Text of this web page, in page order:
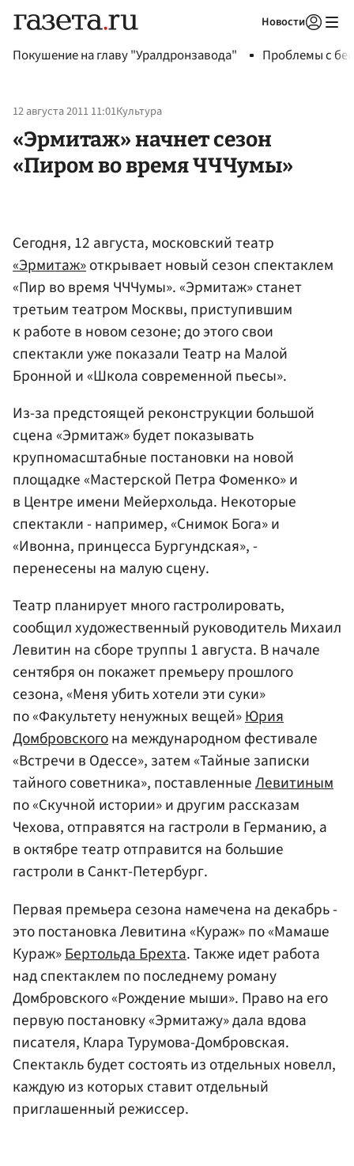
Новости
Покушение на главу "Уралдронзавода" Проблемы с
12 августа 2011 11:01Культура
«Эрмитаж» начнет сезон
«Пиром во время ЧЧЧумы»
Сегодня, 12 августа, московский театр
«Эрмитаж»открывает новый сезон спектаклем
«Пир во время ЧЧЧумы». «Эрмитаж» станет
третьим театром Москвы, приступившим
к работе в новом сезоне; до этого свои
спектакли уже показали Театр на Малой
Бронной и «Школа современной пьесы».
Из-за предстоящей реконструкции большой
сцена «Эрмитаж» будет показывать
крупномасштабные постановки на новой
площадке «Мастерской Петра Фоменко» и
в Центре имени Мейерхольда. Некоторые
спектакли - например, «Снимок Бога» и
«Ивонна, принцесса Бургундская», -
перенесены на малую сцену.
Театр планирует много гастролировать,
сообщил художественный руководитель Михаил
Левитин на сборе труппы 1 августа. В начале
сентября он покажет премьеру прошлого
сезона, «Меня убить хотели эти суки»
по «Факультету ненужных вещей»Юрия
Домбровскогона международном фестивале
«Встречи в Одессе», затем «Тайные записки
тайного советника», поставленныеЛевитиным
по «Скучной истории» и другим рассказам
Чехова, отправятся на гастроли в Германию, а
в октябре театр отправится на большие
гастроли в Санкт-Петербург.
Первая премьера сезона намечена на декабрь -
это постановка Левитина «Кураж» по «Мамаше
Кураж»Бертольда Брехта. Также идет работа
над спектаклем по последнему роману
Домбровского «Рождение мыши». Право на его
первую постановку «Эрмитажу» дала вдова
писателя, Клара Турумова-Домбровская.
Спектакль будет состоять из отдельных новелл,
каждую из которых ставит отдельный
приглашенный режиссер.